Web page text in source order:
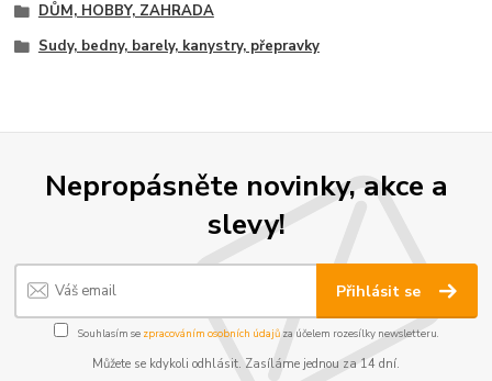
DŮM, HOBBY, ZAHRADA
Sudy, bedny, barely, kanystry, přepravky
Nepropásněte novinky, akce a
slevy!
Přihlásit se
Souhlasím se zpracováním osobních údajůza účelem rozesílky newsletteru.
Můžete se kdykoli odhlásit. Zasíláme jednou za 14 dní.